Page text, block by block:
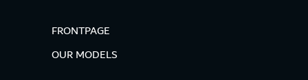
FRONTPAGE
OUR MODELS